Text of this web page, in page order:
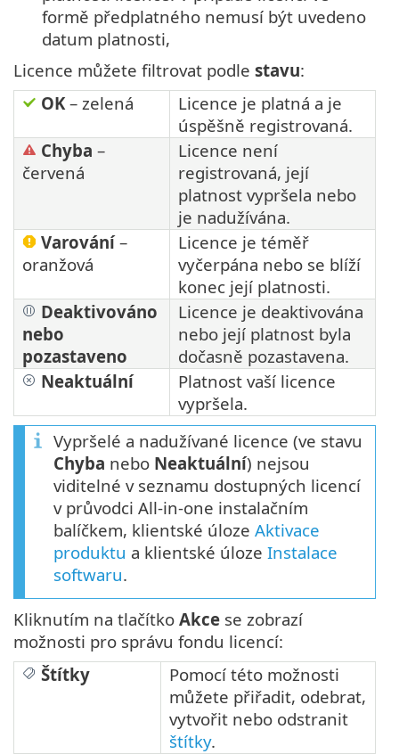
formě předplatného nemusí být uvedeno
datum platnosti,
Licence můžete filtrovat podle stavu:
OK– zelená
Licence je platná a je
úspěšně registrovaná.
Chyba –
červená
Licence není
registrovaná, její
platnost vypršela nebo
je nadužívána.
Varování–
oranžová
Licence je téměř
vyčerpána nebo se blíží
konec její platnosti.
Deaktivováno
nebo
pozastaveno
Licence je deaktivována
nebo její platnost byla
dočasně pozastavena.
Neaktuální
Platnost vaší licence
vypršela.
Vypršelé a nadužívané licence (ve stavu
Chyba nebo Neaktuální) nejsou
viditelné v seznamu dostupných licencí
v průvodci All-in-one instalačním
balíčkem, klientské úloze Aktivace
produktu a klientské úloze Instalace
softwaru.
Kliknutím na tlačítko Akce se zobrazí
možnosti pro správu fondu licencí:
Štítky
Pomocí této možnosti
můžete přiřadit, odebrat,
vytvořit nebo odstranit
štítky.